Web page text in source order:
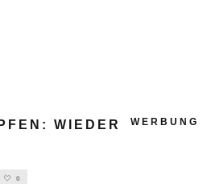
WIEDER
WERBUNG
0